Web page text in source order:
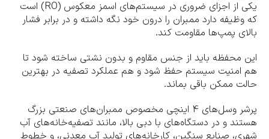
یکی از اجزای ضروری در سیستم‌های اسمز معکوس (RO) است
که وظیفه دارد ممبران را درون خود نگه داشته و در برابر فشار
بالای پمپ‌ها مقاومت کند.
این محفظه باید از جنس مقاوم و بدون نشتی ساخته شود تا
هم امنیت سیستم حفظ شود و هم عملکرد تصفیه در بهترین
حالت ممکن باقی بماند.
پرشر وسل‌های 4 اینچی مخصوص ممبران‌های صنعتی بزرگ
هستند و در دستگاه‌های با دبی بالا، مانند تصفیه‌خانه‌های آب
شهری، صنایع سنگین، کارخانه‌های تولید آب معدنی، و خطوط